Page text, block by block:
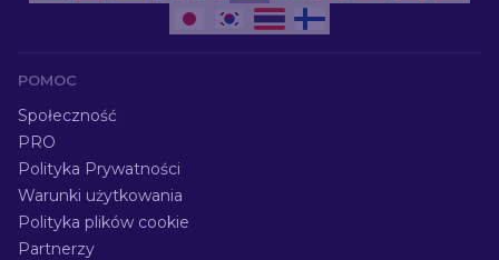
POMOC
Społeczność
PRO
Polityka Prywatności
Warunki użytkowania
Polityka plików cookie
Partnerzy